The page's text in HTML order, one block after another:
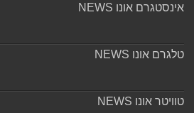
אינסטגרם אונו NEWS
טלגרם אונו NEWS
טוויטר אונו NEWS